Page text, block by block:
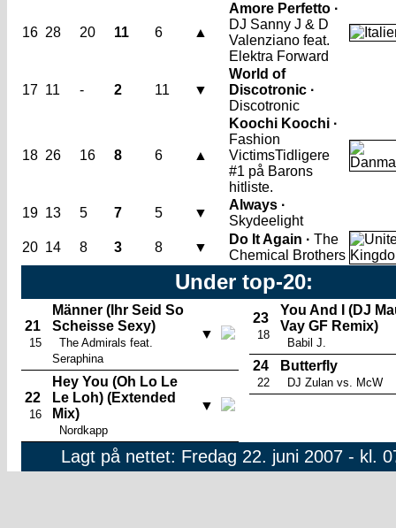
16 28 20 11 6 ▲
Amore Perfetto ·
DJ Sanny J & D
Valenziano feat.
Elektra Forward
17 11 - 2 11 ▼
World of
Discotronic ·
Discotronic
18 26 16 8 6 ▲
Koochi Koochi ·
Fashion
VictimsTidligere
#1 på Barons
hitliste.
19 13 5 7 5 ▼
Always ·
Skydeelight
20 14 8 3 8 ▼
Do It Again · The
Chemical Brothers
Under top-20:
21
15
Männer (Ihr Seid So
Scheisse Sexy)
The Admirals feat.
Seraphina
▼
22
16
Hey You (Oh Lo Le
Le Loh) (Extended
Mix)
Nordkapp
▼
23
18
You And I (DJ
Vay GF Remix)
Babil J.
24
22
Butterfly
DJ Zulan vs. McW
Lagt på nettet: Fredag 22. juni 2007 - kl.